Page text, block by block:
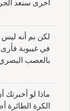
أخرى سنعد
لكن بم أنه ليس
في غيبوبة فأرى
بالعصب
ماذا لو أخبرتك
الكرة الطائرة